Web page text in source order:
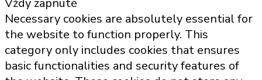
Vždy zapnuté
Necessary cookies are absolutely essential for
the website to function properly. This
category only includes cookies that ensures
basic functionalities and security features of